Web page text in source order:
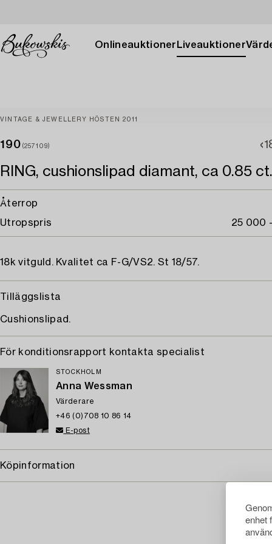
enhet
Onlineauktioner Liveauktioner
VINTAGE & JEWELLERY HÖSTEN 2011
190 (257109)
RING, cushionslipad diamant, ca 0.85 ct.
Återrop
Utropspris
25 000
18k vitguld. Kvalitet ca F-G/VS2. St 18/57.
Tilläggslista
Cushionslipad.
För konditionsrapport kontakta specialist
STOCKHOLM
Anna Wessman
Värderare
+46 (0)708 10 86 14
E-post
Köpinformation